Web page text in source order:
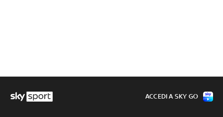
ACCEDI A SKY GO